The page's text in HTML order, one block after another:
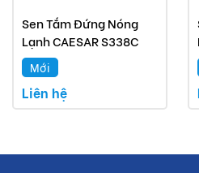
Buildshop cam kết:
Bồn cầu Caesar mà
chính hãng.
Hoàn tiền nếu phát hiện
cho khách hàng.
Sen Tắm Đứng Nóng
Lạnh CAESAR S338C
Mới
Liên hệ